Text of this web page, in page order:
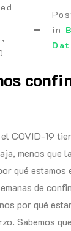
in
COVID-19
menos que
qué estamos
de
por qué
Sabemos